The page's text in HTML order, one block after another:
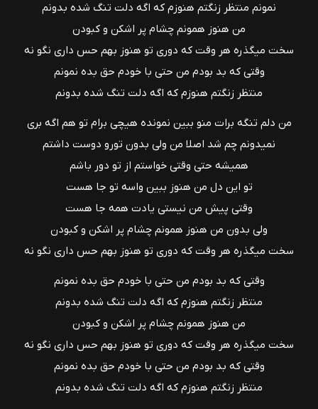
نمونم منتظر زنگتم هنوزم که اگه دلت تنگ شده بدونم
من هنوز همونم چشام پر اشکن و کبودن
سخت میگذره هر وقت که دوری تو هنوز بهم حس داری نگو نه
وقتی که بد بودم من حتی با خودم حق بده نمونم
منتظر زنگتم هنوزم که اگه دلت تنگ شده بدونم
من دلم تنگه برات منو ببین نمونده هیچی برام تو هم اگه بری
نمیدونم چم شد اصلا من ولی بدون تورو دوست داشتم
همیشه حتی وقتی خواستم از تو دور باشم
تو این دل من هنوز ببین واسه تو جا هست
وقتی پیش من نیستی یادت همه جا هست
ولی بدون من هنوز همونم چشام پر اشکن و کبودن
سخت میگذره هر وقت که دوری تو هنوز بهم حس داری نگو نه
وقتی که بد بودم من حتی با خودم حق بده نمونم
منتظر زنگتم هنوزم که اگه دلت تنگ شده بدونم
من هنوز همونم چشام پر اشکن و کبودن
سخت میگذره هر وقت که دوری تو هنوز بهم حس داری نگو نه
وقتی که بد بودم من حتی با خودم حق بده نمونم
منتظر زنگتم هنوزم که اگه دلت تنگ شده بدونم